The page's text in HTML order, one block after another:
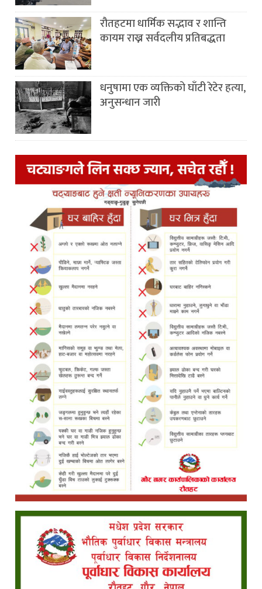
रौतहटमा धार्मिक सद्भाव र शान्ति
कायम राख्न सर्वदलीय प्रतिबद्धता
धनुषामा एक व्यक्तिको घाँटी रेटेर हत्या,
अनुसन्धान जारी